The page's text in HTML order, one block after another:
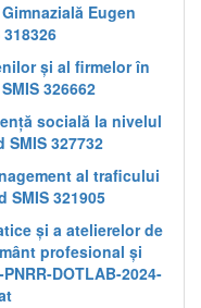
Eugen
și al firmelor în
326662
socială la nivelul
327732
al traficului
321905
și a atelierelor de
profesional și
DOTLAB-2024-